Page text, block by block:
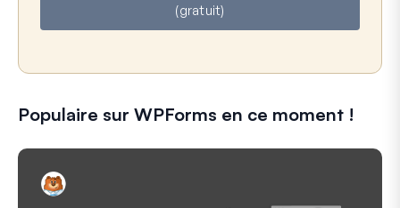
l
(gratuit)
Populaire sur WPForms en ce moment !